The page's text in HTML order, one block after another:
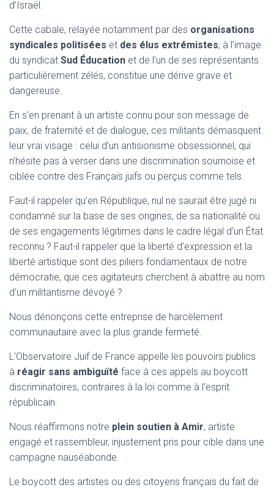
d’Israël.
Cette cabale, relayée notamment par des organisations
syndicales politisées et des élus extrémistes, à l’image
du syndicat Sud Éducation et de l’un de ses représentants
particulièrement zélés, constitue une dérive grave et
dangereuse.
En s’en prenant à un artiste connu pour son message de
paix, de fraternité et de dialogue, ces militants démasquent
leur vrai visage : celui d’un antisionisme obsessionnel, qui
n’hésite pas à verser dans une discrimination sournoise et
ciblée contre des Français juifs ou perçus comme tels.
Faut-il rappeler qu’en République, nul ne saurait être jugé ni
condamné sur la base de ses origines, de sa nationalité ou
de ses engagements légitimes dans le cadre légal d’un État
reconnu ? Faut-il rappeler que la liberté d’expression et la
liberté artistique sont des piliers fondamentaux de notre
démocratie, que ces agitateurs cherchent à abattre au nom
d’un militantisme dévoyé ?
Nous dénonçons cette entreprise de harcèlement
communautaire avec la plus grande fermeté.
L’Observatoire Juif de France appelle les pouvoirs publics
à réagir sans ambiguïté face à ces appels au boycott
discriminatoires, contraires à la loi comme à l’esprit
républicain.
Nous réaffirmons notre plein soutien à Amir, artiste
engagé et rassembleur, injustement pris pour cible dans une
campagne nauséabonde.
Le boycott des artistes ou des citoyens français du fait de